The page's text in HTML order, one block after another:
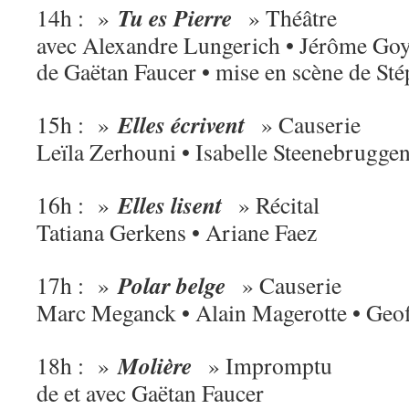
14h : » Tu es Pierre » Théâtre
avec Alexandre Lungerich • Jérôme
de Gaëtan Faucer • mise en scène de
15h : »Elles écrivent» Causerie
Leïla Zerhouni • Isabelle
16h : »Elles lisent» Récital
Tatiana Gerkens • Ariane Faez
17h : »Polar belge » Causerie
Marc Meganck • Alain Magerotte •
18h : »Molière » Impromptu
de et avec Gaëtan Faucer